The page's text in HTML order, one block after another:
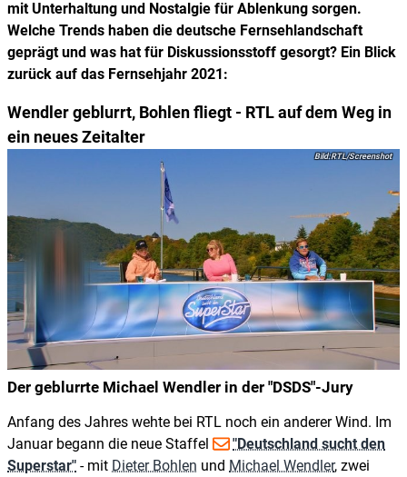
mit Unterhaltung und Nostalgie für Ablenkung sorgen.
Welche Trends haben die deutsche Fernsehlandschaft
geprägt und was hat für Diskussionsstoff gesorgt? Ein Blick
zurück auf das Fernsehjahr 2021:
Wendler geblurrt, Bohlen fliegt - RTL auf dem Weg in
ein neues Zeitalter
Der geblurrte Michael Wendler in der "DSDS"-Jury
RTL/Screenshot
Anfang des Jahres wehte bei RTL noch ein anderer Wind. Im
Januar begann die neue Staffel
"Deutschland sucht den
Superstar" - mit Dieter Bohlen und Michael Wendler, zwei